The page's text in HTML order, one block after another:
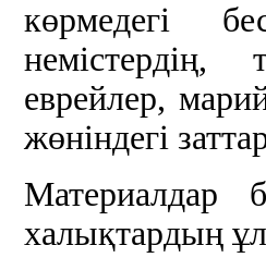
көрмедегі
немістердің,
еврейлер,
жөніндегі
Материалдар
халықтардың